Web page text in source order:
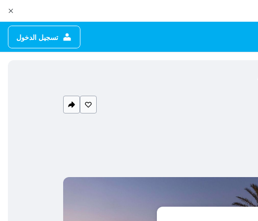
تسجيل الدخول